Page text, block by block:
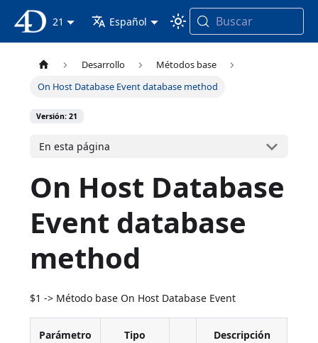
Documentación 4D
21 Español Buscar
Desarrollo
Métodos base
On Host Database Event database method
Versión: 21
En esta página
On Host Database
Event database
method
$1 -> Método base On Host Database Event
Parámetro Tipo Descripción